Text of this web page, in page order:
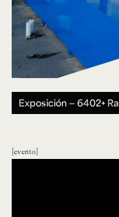
Exposición — 6402+
evento